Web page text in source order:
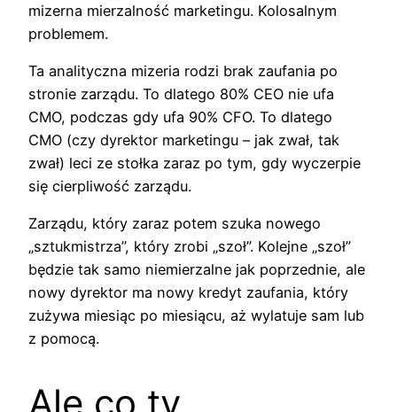
mizerna mierzalność marketingu. Kolosalnym
problemem.
Ta analityczna mizeria rodzi brak zaufania po
stronie zarządu. To dlatego 80% CEO nie ufa
CMO, podczas gdy ufa 90% CFO. To dlatego
CMO (czy dyrektor marketingu – jak zwał, tak
zwał) leci ze stołka zaraz po tym, gdy wyczerpie
się cierpliwość zarządu.
Zarządu, który zaraz potem szuka nowego
„sztukmistrza”, który zrobi „szoł”. Kolejne „szoł”
będzie tak samo niemierzalne jak poprzednie, ale
nowy dyrektor ma nowy kredyt zaufania, który
zużywa miesiąc po miesiącu, aż wylatuje sam lub
z pomocą.